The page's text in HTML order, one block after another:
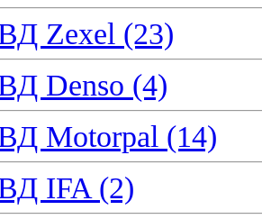
Zexel (23)
Denso (4)
Motorpal (14)
IFA (2)